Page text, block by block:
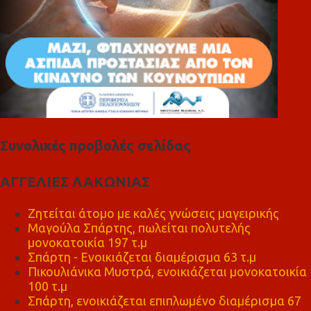
Συνολικές προβολές σελίδας
ΑΓΓΕΛΙΕΣ ΛΑΚΩΝΙΑΣ
Ζητείται άτομο με καλές γνώσεις μαγειρικής
Μαγούλα Σπάρτης, πωλείται πολυτελής
μονοκατοικία 197 τ.μ
Σπάρτη - Ενοικιάζεται διαμέρισμα 63 τ.μ
Πικουλιάνικα Μυστρά, ενοικιάζεται μονοκατοικία
100 τ.μ
Σπάρτη, ενοικιάζεται επιπλωμένο διαμέρισμα 67